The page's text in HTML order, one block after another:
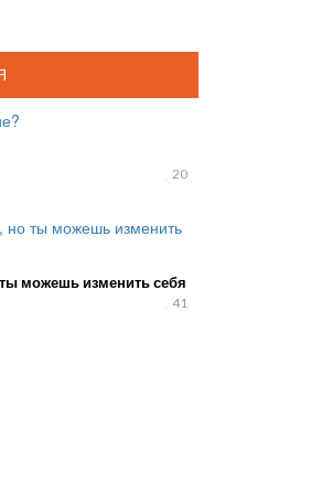
20
можешь изменить себя
41